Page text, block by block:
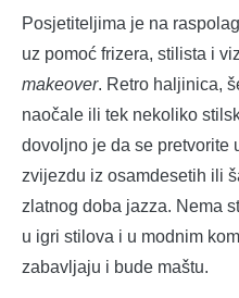
Posjetiteljima je na
uz pomoć frizera, stilista i
makeover. Retro haljinica,
naočale ili tek nekoliko
dovoljno je da se pretvorite
zvijezdu iz osamdesetih ili
zlatnog doba jazza. Nema
u igri stilova i u modnim
zabavljaju i bude maštu.